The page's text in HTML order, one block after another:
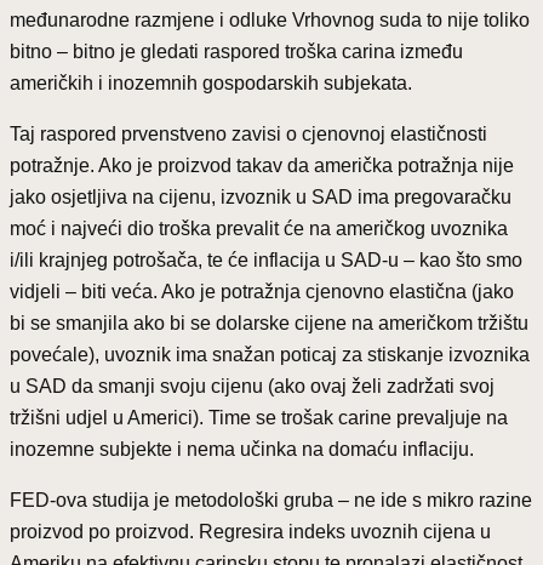
međunarodne razmjene i odluke Vrhovnog suda to nije toliko
bitno – bitno je gledati raspored troška carina između
američkih i inozemnih gospodarskih subjekata.
Taj raspored prvenstveno zavisi o cjenovnoj elastičnosti
potražnje. Ako je proizvod takav da američka potražnja nije
jako osjetljiva na cijenu, izvoznik u SAD ima pregovaračku
moć i najveći dio troška prevalit će na američkog uvoznika
i/ili krajnjeg potrošača, te će inflacija u SAD-u – kao što smo
vidjeli – biti veća. Ako je potražnja cjenovno elastična (jako
bi se smanjila ako bi se dolarske cijene na američkom tržištu
povećale), uvoznik ima snažan poticaj za stiskanje izvoznika
u SAD da smanji svoju cijenu (ako ovaj želi zadržati svoj
tržišni udjel u Americi). Time se trošak carine prevaljuje na
inozemne subjekte i nema učinka na domaću inflaciju.
FED-ova studija je metodološki gruba – ne ide s mikro razine
proizvod po proizvod. Regresira indeks uvoznih cijena u